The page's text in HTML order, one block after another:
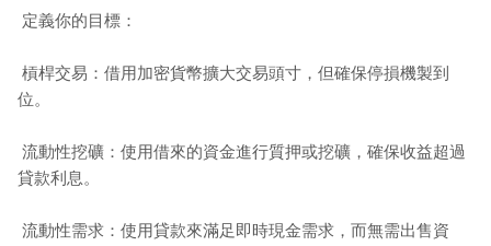
定義你的目標：
槓桿交易：借用加密貨幣擴大交易頭寸，但確保停損機製到
位。
流動性挖礦：使用借來的資金進行質押或挖礦，確保收益超過
貸款利息。
流動性需求：使用貸款來滿足即時現金需求，而無需出售資